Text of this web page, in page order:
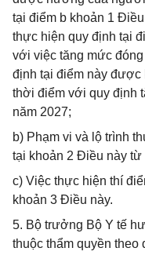
tại điểm b khoản 1
thực hiện quy định tại
với việc tăng mức
định tại điểm này được
thời điểm với quy định
năm 2027;
b) Phạm vi và lộ trình
tại khoản 2 Điều này từ
c) Việc thực hiện thí
khoản 3 Điều này.
5. Bộ trưởng Bộ Y tế
thuộc thẩm quyền theo